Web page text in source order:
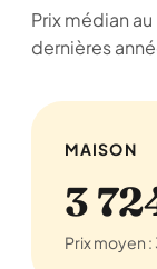
Prix médian
dernières
MAISON
3
Prix moyen